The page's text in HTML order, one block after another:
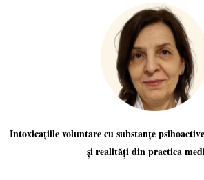
Intoxicațiile voluntare cu substanțe
și realități din practica